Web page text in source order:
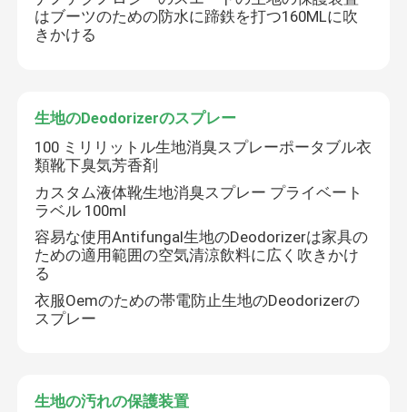
はブーツのための防水に蹄鉄を打つ160MLに吹
きかける
生地のDeodorizerのスプレー
100 ミリリットル生地消臭スプレーポータブル衣
類靴下臭気芳香剤
カスタム液体靴生地消臭スプレー プライベート
ラベル 100ml
容易な使用Antifungal生地のDeodorizerは家具の
ための適用範囲の空気清涼飲料に広く吹きかけ
る
衣服Oemのための帯電防止生地のDeodorizerの
スプレー
生地の汚れの保護装置